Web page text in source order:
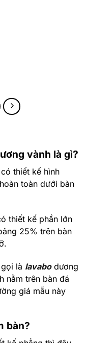
vành là gì?
thiết kế hình
toàn dưới bàn
thiết kế phần lớn
25% trên bàn
là lavabodương
nằm trên bàn đá
giá mẫu này
bàn?